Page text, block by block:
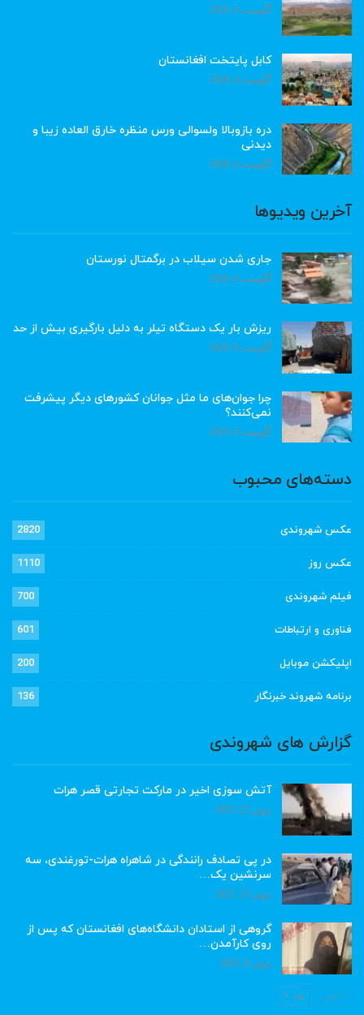
آگوست 6, 2026
کابل پایتخت افغانستان
آگوست 6, 2026
دره بازوبالا ولسوالی ورس منظره خارق العاده زیبا و
دیدنی
آگوست 6, 2026
آخرین ویدیوها
جاری شدن سیلاب در برگمتال نورستان
آگوست 6, 2026
ریزش بار یک دستگاه تیلر به دلیل بارگیری بیش از حد
آگوست 6, 2026
چرا جوان‌های ما مثل جوانان کشورهای دیگر پیشرفت
نمی‌کنند؟
آگوست 6, 2026
دسته‌های محبوب
عکس شهروندی 2820
عکس روز 1110
فیلم شهروندی 700
فناوری و ارتباطات 601
اپلیکشن موبایل 200
برنامه شهروند خبرنگار 136
گزارش های شهروندی
آتش سوزی اخیر در مارکت تجارتی قصر هرات
ژوئن 22, 2023
در پی تصادف رانندگی در شاهراه هرات-تورغندی، سه
سرنشین یک…
ژوئن 15, 2023
گروهی از استادان دانشگاه‌های افغانستان که پس از
روی کارآمدن…
ژوئن 6, 2023
قبلی بعد